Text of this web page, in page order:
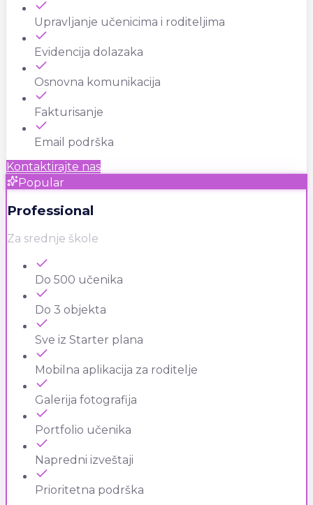
Upravljanje učenicima i roditeljima
Evidencija dolazaka
Osnovna komunikacija
Fakturisanje
Email podrška
Kontaktirajte nas
Popular
Professional
Za srednje škole
Do 500 učenika
Do 3 objekta
Sve iz Starter plana
Mobilna aplikacija za roditelje
Galerija fotografija
Portfolio učenika
Napredni izveštaji
Prioritetna podrška